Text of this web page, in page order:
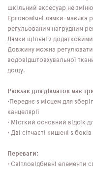
шкільний аксесуар не
Ергономічні лямки-маєчка
регульованим нагрудним
Лямки щільні з
Довжину можна
водовідштовхувальної
дощу.
Рюкзак для дівчаток має
•Переднє з місцем для
канцелярії
• Місткий основний відсік
• Дві сітчасті кишені з боків
Переваги:
• Світловідбивні елементи